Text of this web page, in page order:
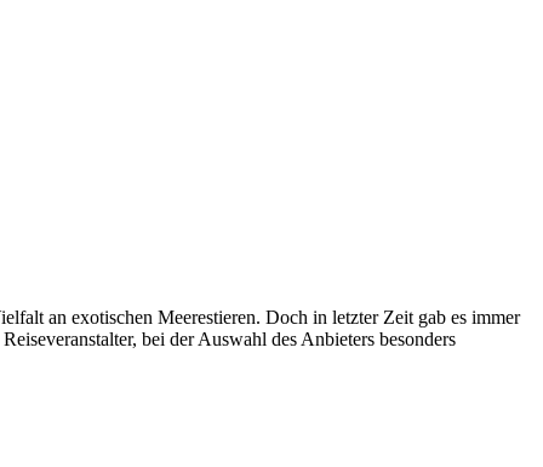
an exotischen Meerestieren. Doch in letzter Zeit gab es immer
bei der Auswahl des Anbieters besonders